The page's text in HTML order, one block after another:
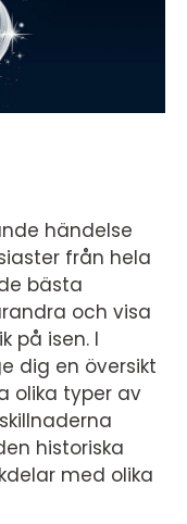
händelse
från hela
bästa
och visa
på isen. I
dig en översikt
olika typer av
historiska
med olika